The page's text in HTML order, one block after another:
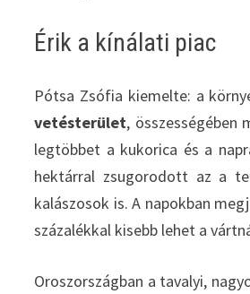
Érik a kínálati piac
Pótsa Zsófia kiemelte: a
vetésterület,
legtöbbet a kukorica és a
hektárral zsugorodott az a
kalászosok is. A napokban
százalékkal kisebb lehet a
Oroszországban a tavalyi,